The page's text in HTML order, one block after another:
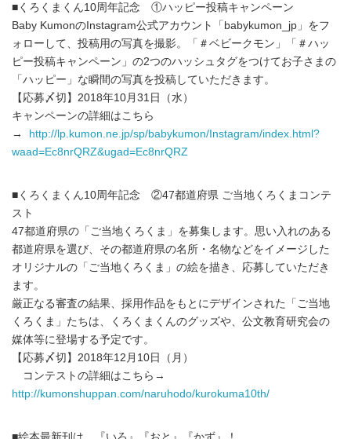
■くろくまくん10周年記念 ①ハッピー投稿キャンペーン
Baby KumonのInstagram公式アカウント「babykumon_jp」をフ
ォローして、投稿用の写真を撮影。「＃ベビークモン」「＃ハッ
ピー投稿キャンペーン」の2つのハッシュタグをつけてお子さまの
「ハッピー」な瞬間の写真を投稿していただきます。
【応募〆切】2018年10月31日（水）
キャンペーンの詳細はこちら
→
http://lp.kumon.ne.jp/sp/babykumon/Instagram/index.html?
waad=Ec8nrQRZ&ugad=Ec8nrQRZ
■くろくまくん10周年記念 ②47都道府県 ご当地くろくまコンテ
スト
47都道府県の「ご当地くろくま」を募集します。思い入れのある
都道府県を選び、その都道府県の名所・名物などをイメージした
オリジナルの「ご当地くろくま」の絵を描き、応募していただき
ます。
厳正なる審査の結果、採用作品をもとにデザインされた「ご当地
くろくま」たちは、くろくまくんのグッズや、公文教育研究会の
媒体等に登場する予定です。
【応募〆切】2018年12月10日（月）
コンテストの詳細はこちら→
http://kumonshuppan.com/naruhodo/kurokuma10th/